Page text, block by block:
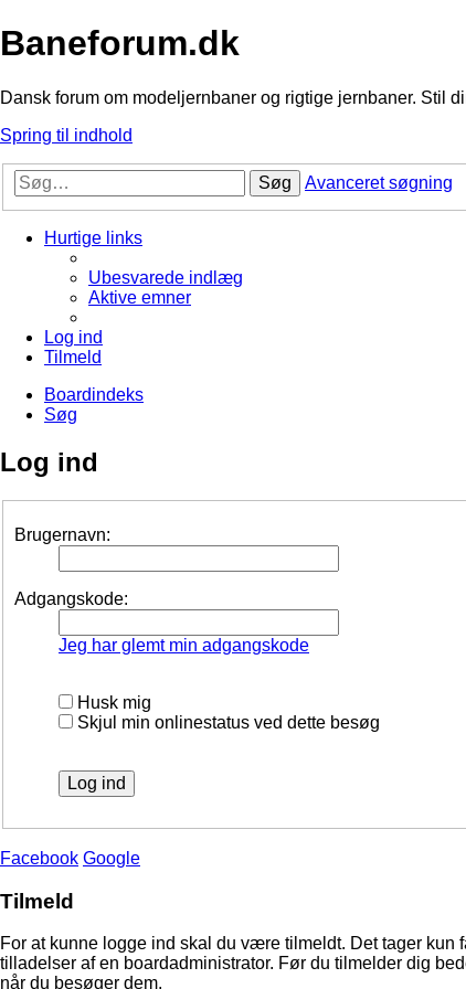
Baneforum.dk
Dansk forum om modeljernbaner og rigtige jernbaner. Stil
Spring til indhold
Søg Avanceret søgning
Hurtige links
Ubesvarede indlæg
Aktive emner
Log ind
Tilmeld
Boardindeks
Søg
Log ind
Brugernavn:
Adgangskode:
Jeg har glemt min adgangskode
Husk mig
Skjul min onlinestatus ved dette besøg
Facebook Google
Tilmeld
For at kunne logge ind skal du være tilmeldt. Det tager
tilladelser af en boardadministrator. Før du tilmelder dig
når du besøger dem.